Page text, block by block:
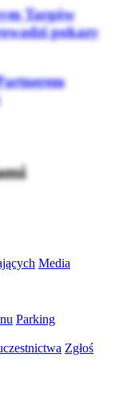
Targów
pokazy
Media
Parking
Zgłoś